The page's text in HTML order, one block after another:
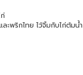
ละพริกไทย ไว้จิ้มกับไก่ต้มน้ำ